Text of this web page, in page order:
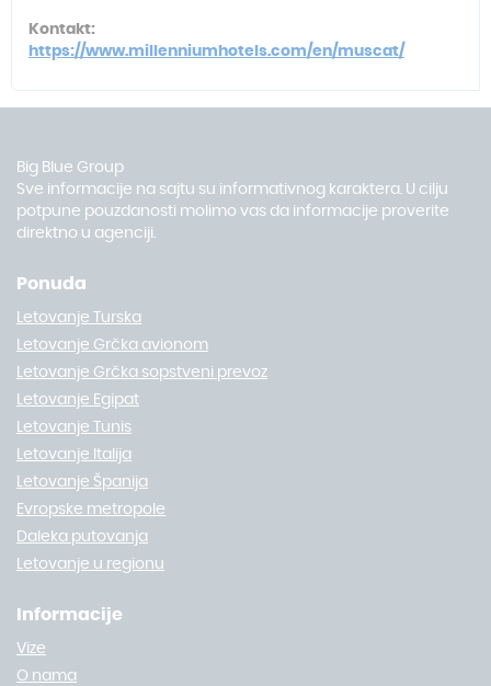
Kontakt:
https://www.millenniumhotels.com/en/muscat/
Big Blue Group
Sve informacije na sajtu su informativnog karaktera. U cilju
potpune pouzdanosti molimo vas da informacije proverite
direktno u agenciji.
Ponuda
Letovanje Turska
Letovanje Grčka avionom
Letovanje Grčka sopstveni prevoz
Letovanje Egipat
Letovanje Tunis
Letovanje Italija
Letovanje Španija
Evropske metropole
Daleka putovanja
Letovanje u regionu
Informacije
Vize
O nama